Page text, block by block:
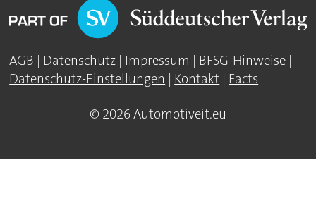
AGB | Datenschutz | Impressum | BFSG-Hinweise |
Datenschutz-Einstellungen | Kontakt | Facts
© 2026 Automotiveit.eu